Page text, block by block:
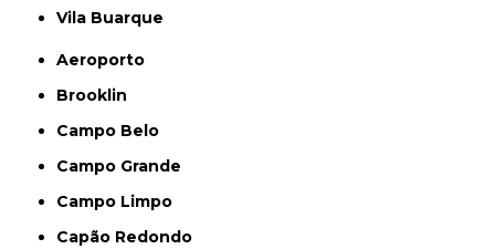
Vila Buarque
Aeroporto
Brooklin
Campo Belo
Campo Grande
Campo Limpo
Capão Redondo